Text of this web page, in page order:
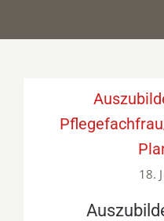
18.